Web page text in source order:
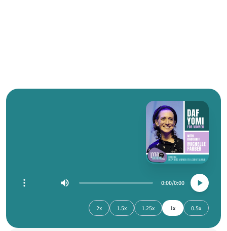
0:00
0:00
0.5x
1x
1.25x
1.5x
2x